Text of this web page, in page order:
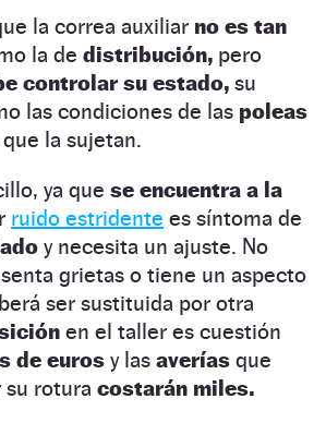
la correa auxiliar no es tan
la de distribución, pero
controlar su estado, su
las condiciones de las poleas
que la sujetan.
ya que se encuentra a la
ruido estridente es síntoma de
y necesita un ajuste. No
grietas o tiene un aspecto
ser sustituida por otra
en el taller es cuestión
de euros y las averías que
su rotura costarán miles.